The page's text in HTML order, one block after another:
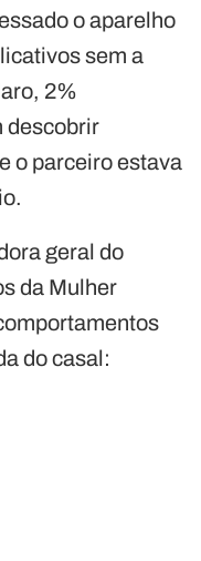
o aparelho
sem a
2%
descobrir
o parceiro estava
geral do
da Mulher
do casal: